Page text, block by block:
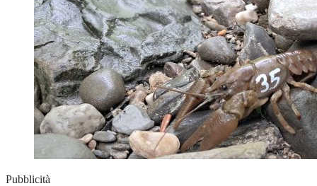
Pubblicità